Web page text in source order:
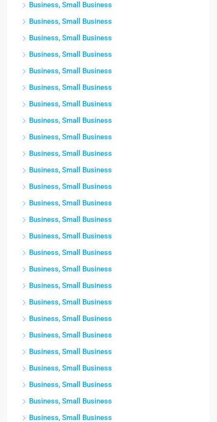
Business, Small Business
Business, Small Business
Business, Small Business
Business, Small Business
Business, Small Business
Business, Small Business
Business, Small Business
Business, Small Business
Business, Small Business
Business, Small Business
Business, Small Business
Business, Small Business
Business, Small Business
Business, Small Business
Business, Small Business
Business, Small Business
Business, Small Business
Business, Small Business
Business, Small Business
Business, Small Business
Business, Small Business
Business, Small Business
Business, Small Business
Business, Small Business
Business, Small Business
Business, Small Business